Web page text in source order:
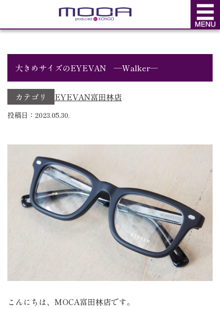
BLOG
大きめサイズのEYEVAN ―Walker―
カテゴリ EYEVAN富田林店
投稿日：2023.05.30.
こんにちは、MOCA富田林店です。